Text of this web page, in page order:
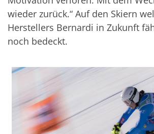
wieder zurück.“ Auf den Skiern
Herstellers Bernardi in Zukunft
noch bedeckt.